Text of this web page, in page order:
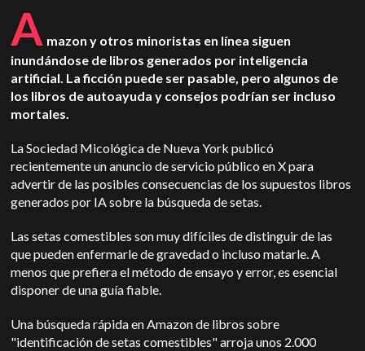
A mazon y otros minoristas en línea siguen
inundándose de libros generados por inteligencia
artificial. La ficción puede ser pasable, pero algunos de
los libros de autoayuda y consejos podrían ser incluso
mortales.
La Sociedad Micológica de Nueva York publicó
recientemente un anuncio de servicio público en X para
advertir de las posibles consecuencias de los supuestos libros
generados por IA sobre la búsqueda de setas.
Las setas comestibles son muy difíciles de distinguir de las
que pueden enfermarle de gravedad o incluso matarle. A
menos que prefiera el método de ensayo y error, es esencial
disponer de una guía fiable.
Una búsqueda rápida en Amazon de libros sobre
"identificación de setas comestibles" arroja unos 2.000